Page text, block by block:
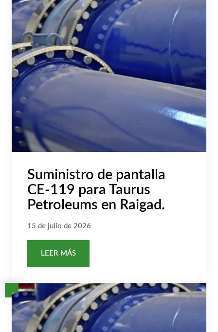
Suministro de pantalla
CE-119 para Taurus
Petroleums en Raigad.
15 de julio de 2026
LEER MÁS